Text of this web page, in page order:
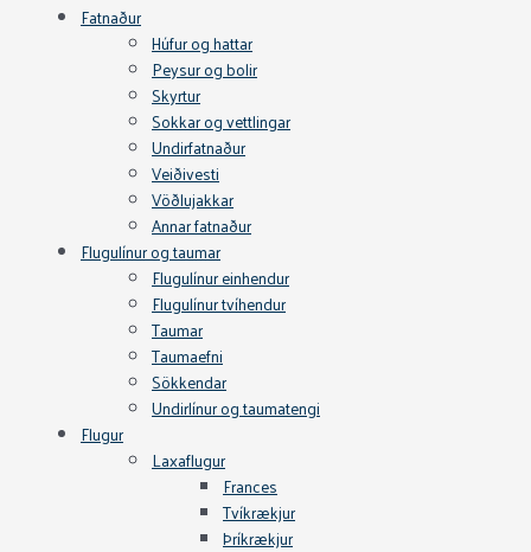
Fatnaður
Húfur og hattar
Peysur og bolir
Skyrtur
Sokkar og vettlingar
Undirfatnaður
Veiðivesti
Vöðlujakkar
Annar fatnaður
Flugulínur og taumar
Flugulínur einhendur
Flugulínur tvíhendur
Taumar
Taumaefni
Sökkendar
Undirlínur og taumatengi
Flugur
Laxaflugur
Frances
Tvíkrækjur
Þríkrækjur